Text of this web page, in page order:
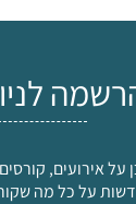
על אירועים,
על כל מה